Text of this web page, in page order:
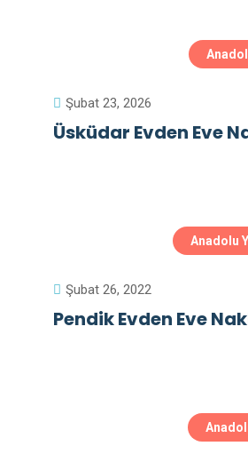
Şubat 23, 2026
Üsküdar Evden Eve
Anadolu
Şubat 26, 2022
Pendik Evden Eve